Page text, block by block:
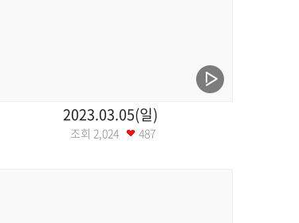
2023.03.05(일)
조회 2,024 487